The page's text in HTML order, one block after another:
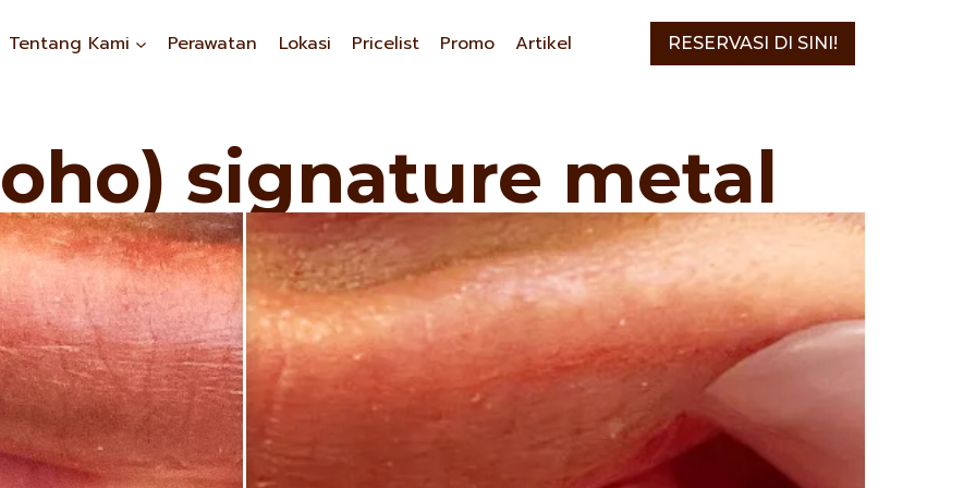
Tentang Kami Perawatan Lokasi Pricelist Promo Artikel RESERVASI DI SINI!
signature metal